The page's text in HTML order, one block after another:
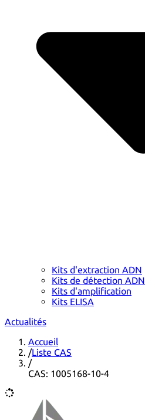
Kits d'extraction ADN
Kits de détection ADN
Kits d'amplification
Kits ELISA
Actualités
Accueil
/Liste CAS
/
CAS: 1005168-10-4